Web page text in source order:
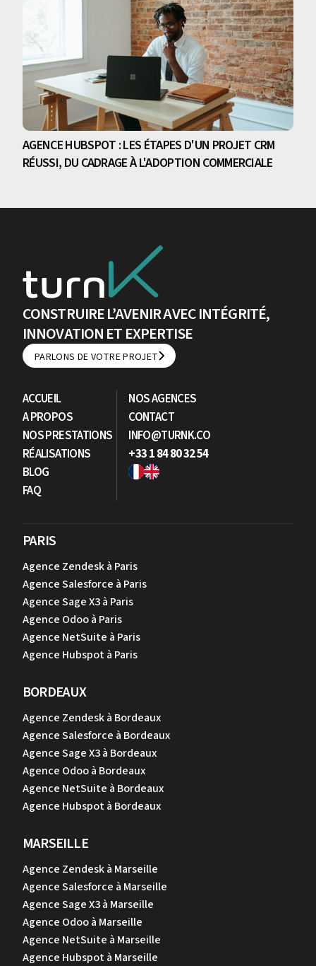
AGENCE HUBSPOT : LES ÉTAPES D'UN PROJET CRM
RÉUSSI, DU CADRAGE À L'ADOPTION COMMERCIALE
CONSTRUIRE L’AVENIR AVEC INTÉGRITÉ,
INNOVATION ET EXPERTISE
PARLONS DE VOTRE PROJET
PARLONS DE VOTRE PROJET
ACCUEIL
A PROPOS
NOS PRESTATIONS
RÉALISATIONS
BLOG
FAQ
NOS AGENCES
CONTACT
INFO@TURNK.CO
+33 1 84 80 32 54
PARIS
Agence Zendesk à Paris
Agence Salesforce à Paris
Agence Sage X3 à Paris
Agence Odoo à Paris
Agence NetSuite à Paris
Agence Hubspot à Paris
BORDEAUX
Agence Zendesk à Bordeaux
Agence Salesforce à Bordeaux
Agence Sage X3 à Bordeaux
Agence Odoo à Bordeaux
Agence NetSuite à Bordeaux
Agence Hubspot à Bordeaux
MARSEILLE
Agence Zendesk à Marseille
Agence Salesforce à Marseille
Agence Sage X3 à Marseille
Agence Odoo à Marseille
Agence NetSuite à Marseille
Agence Hubspot à Marseille